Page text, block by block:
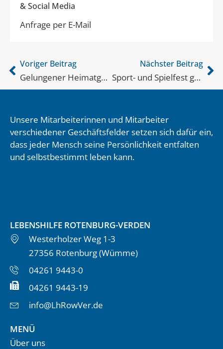
& Social Media
Anfrage per E-Mail
Voriger Beitrag
Gelungener Heimatgenuss
Nächster Beitrag
Sport- und Spielfest gefeiert
Unsere Mitarbeiterinnen und Mitarbeiter
verschiedener Geschäftsfelder setzen sich dafür ein,
dass jeder Mensch seine Persönlichkeit entfalten
und selbstbestimmt leben kann.
LEBENSHILFE ROTENBURG-VERDEN
Westerholzer Weg 1-3
27356 Rotenburg (Wümme)
04261 9443-0
04261 9443-19
info@LhRowVer.de
MENÜ
Über uns